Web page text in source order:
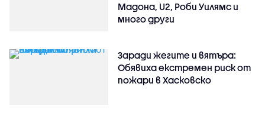
Мадона, U2, Роби Уилямс и
много други
Заради жегите и вятъра:
Обявиха екстремен риск от
пожари в Хасковско